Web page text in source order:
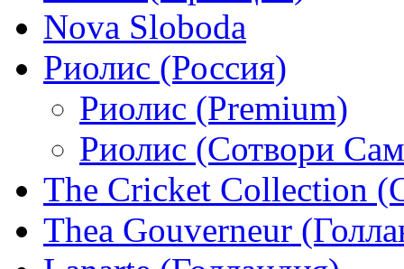
Nova Sloboda
Риолис (Россия)
Риолис (Premium)
Риолис (Сотвори
The Cricket Collection
Thea Gouverneur